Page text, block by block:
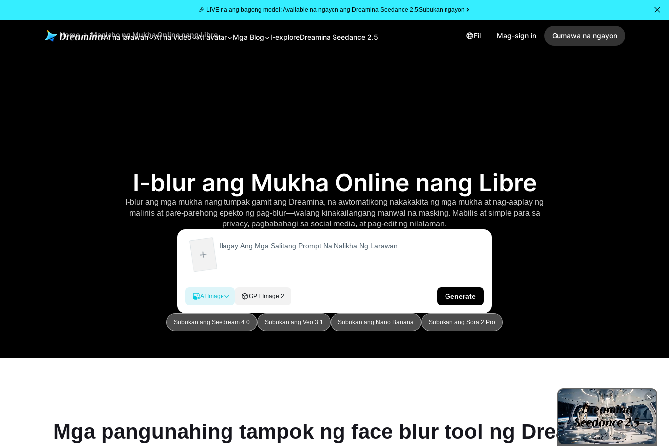
🎉 LIVE na ang bagong model: Available na ngayon ang Dreamina Seedance 2.5Subukan ngayon
AI na larawan AI na video AI avatar Mga Blog I-exploreDreamina Seedance 2.5 Fil Mag-sign in Gumawa na ngayon
Home Maglabo ng Mukha Online nang Libre
I-blur ang Mukha Online nang Libre
I-blur ang mga mukha nang tumpak gamit ang Dreamina, na awtomatikong nakakakita ng mga mukha at nag-aaplay ng
malinis at pare-parehong epekto ng pag-blur—walang kinakailangang manwal na masking. Mabilis at simple para sa
privacy, pagbabahagi sa social media, at pag-edit ng nilalaman.
AI Image GPT Image 2 Generate
Subukan ang Seedream 4.0 Subukan ang Veo 3.1 Subukan ang Nano Banana Subukan ang Sora 2 Pro
Mga pangunahing tampok ng face blur tool ng Dreamina